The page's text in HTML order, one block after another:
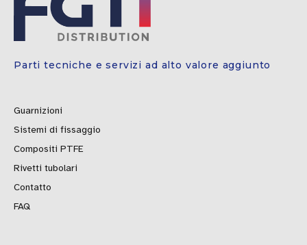
Parti tecniche e servizi ad alto valore aggiunto
Guarnizioni
Sistemi di fissaggio
Compositi PTFE
Rivetti tubolari
Contatto
FAQ